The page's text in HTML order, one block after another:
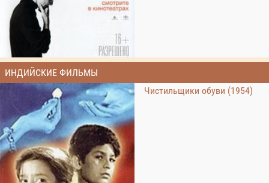
ИНДИЙСКИЕ ФИЛЬМЫ
Чистильщики обуви (1954)